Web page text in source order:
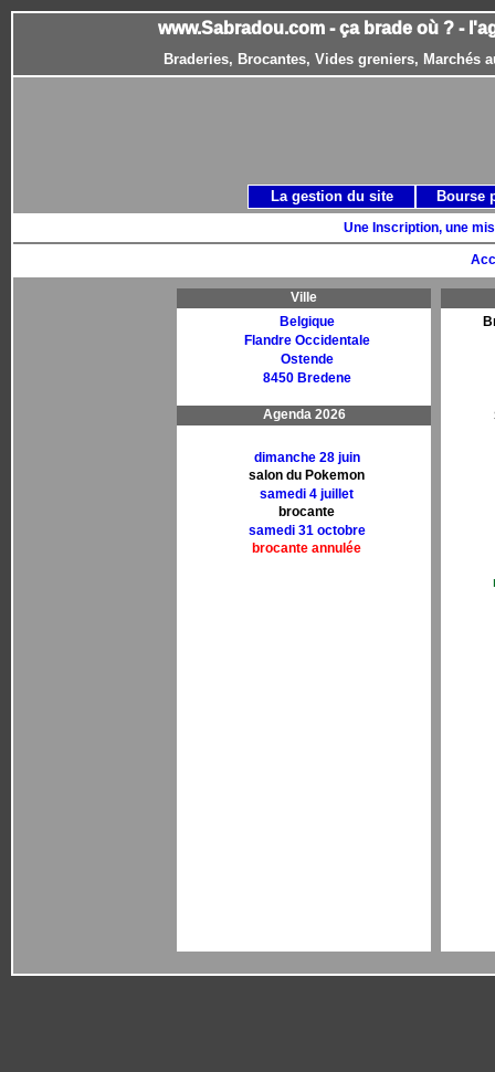
www.Sabradou.com - ça brade où ? -
Braderies, Brocantes, Vides greniers, Marchés
Une Inscription, une
Ville
Belgique
Flandre Occidentale
Ostende
8450 Bredene
Agenda 2026
dimanche 28 juin
salon du Pokemon
samedi 4 juillet
brocante
samedi 31 octobre
brocante annulée
La gestion du site Bourse